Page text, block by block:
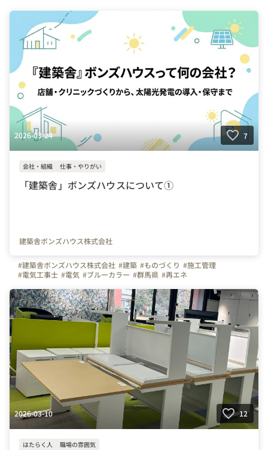
#福岡県 #土木 #建築
#街づくりアシスタント
#施工管理アシスタント
#プロジェクト管理
#プロジェクトマネージャー候補
#未経験OK #福利厚生
2026-03-24 7
会社・組織 仕事・やりがい
「建築舎」ボンズハウスについて①
建築舎ボンズハウス株式会社
#建築舎ボンズハウス株式会社 #建築 #ものづくり #施工管理
#電気工事士 #電気 #ブルーカラー #群馬県 #再エネ
2026-03-10 12
はたらく人 職場の雰囲気